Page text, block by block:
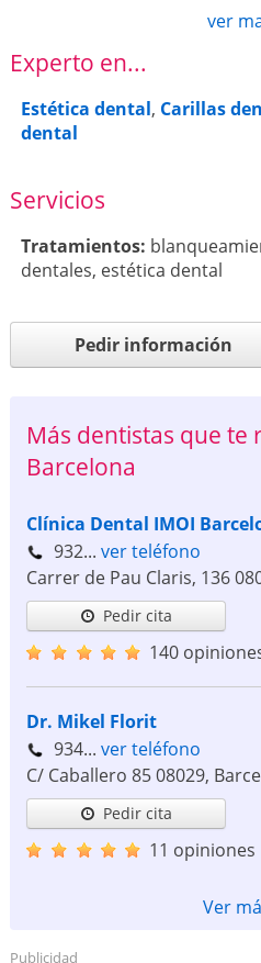
ver
Experto en...
Estética dental, Carillas
dental
Servicios
Tratamientos:
dentales, estética dental
Pedir información
Más dentistas que
Barcelona
Clínica Dental IMOI
932... ver teléfono
Carrer de Pau Claris, 136
Pedir cita
140
Dr. Mikel Florit
934... ver teléfono
C/ Caballero 8508029,
Pedir cita
11 opiniones
Ver
Publicidad